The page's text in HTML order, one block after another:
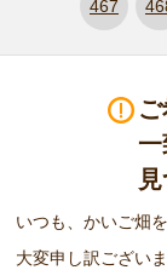
467
いつも、かいご畑
大変申し訳ござい